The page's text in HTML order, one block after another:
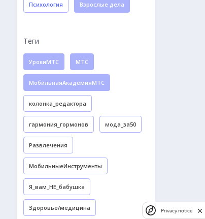
Психология Взрослые дела
Теги
УрокиМТС МТС
МобильнаяАкадемияМТС
колонка_редактора
гармония_гормонов мода_за50
Развлечения
МобильныеИнструменты
Я_вам_НЕ_бабушка
Здоровье/медицина Privacy notice